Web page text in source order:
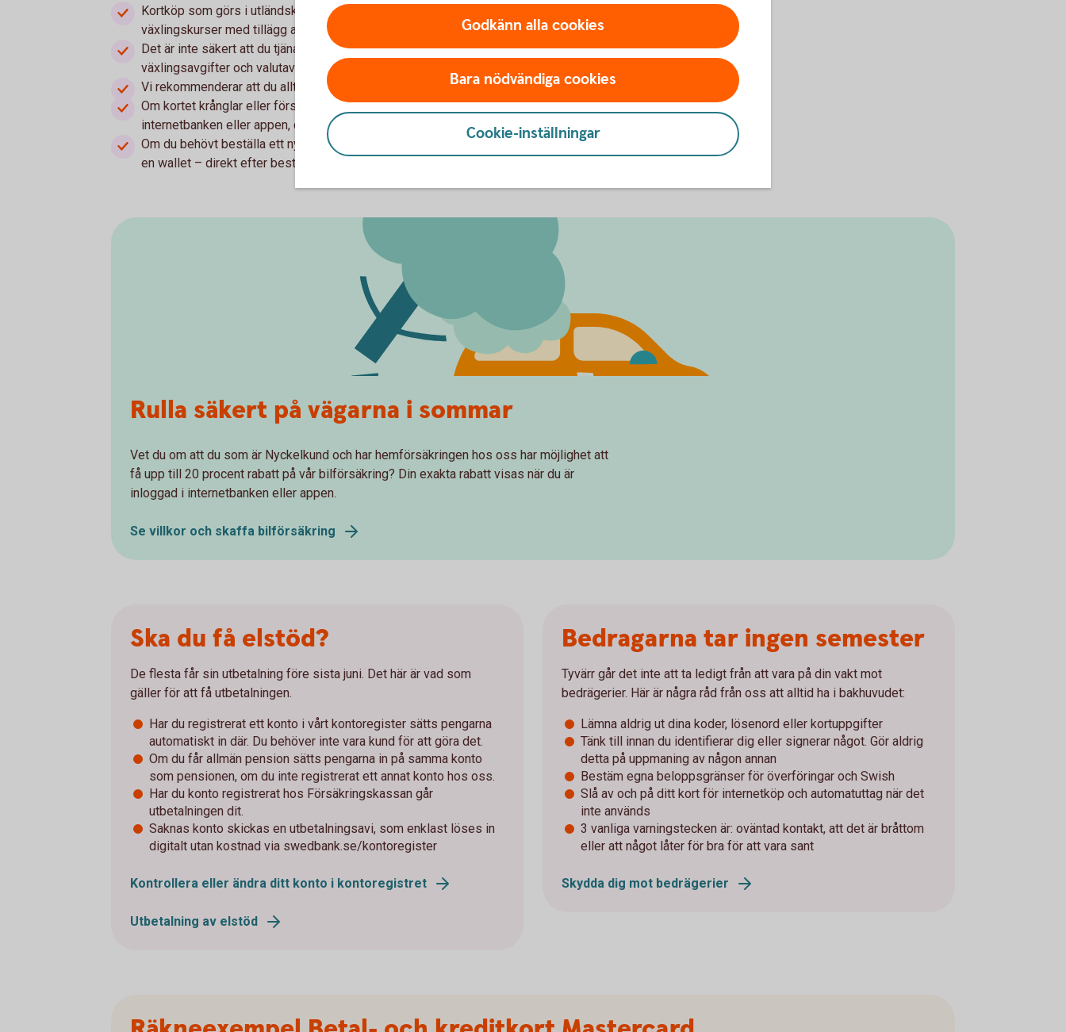
Kortköp som görs i utländsk valuta räknas om till svenska kronor med Mastercards
växlingskurser med tillägg av ett valutaväxlingspåslag
Det är inte säkert att du tjänar på att växla pengar innan avresa. Kontrollera
växlingsavgifter och valutaväxlingsavgifter hos olika aktörer
Vi rekommenderar att du alltid tar med fler än ett kort när du ska ut och resa
Om kortet krånglar eller försvinner kan du enkelt spärra och ersätta det direkt i
internetbanken eller appen, dygnet runt. Kreditkort spärras alltid via telefon
Om du behövt beställa ett nytt kort eller ett ersättningskort kan du enkelt ansluta det till
en wallet – direkt efter beställning. Sedan kan du betala med mobilen
Rulla säkert på vägarna i sommar
Vet du om att du som är Nyckelkund och har hemförsäkringen hos oss har möjlighet att
få upp till 20 procent rabatt på vår bilförsäkring? Din exakta rabatt visas när du är
inloggad i internetbanken eller appen.
Se villkor och skaffa bilförsäkring
Ska du få elstöd?
De flesta får sin utbetalning före sista juni. Det här är vad som
gäller för att få utbetalningen.
Har du registrerat ett konto i vårt kontoregister sätts pengarna
automatiskt in där. Du behöver inte vara kund för att göra det.
Om du får allmän pension sätts pengarna in på samma konto
som pensionen, om du inte registrerat ett annat konto hos oss.
Har du konto registrerat hos Försäkringskassan går
utbetalningen dit.
Saknas konto skickas en utbetalningsavi, som enklast löses in
digitalt utan kostnad via swedbank.se/kontoregister
Kontrollera eller ändra ditt konto i kontoregistret
Utbetalning av elstöd
Bedragarna tar ingen semester
Tyvärr går det inte att ta ledigt från att vara på din vakt mot
bedrägerier. Här är några råd från oss att alltid ha i bakhuvudet:
Lämna aldrig ut dina koder, lösenord eller kortuppgifter
Tänk till innan du identifierar dig eller signerar något. Gör aldrig
detta på uppmaning av någon annan
Bestäm egna beloppsgränser för överföringar och Swish
Slå av och på ditt kort för internetköp och automatuttag när det
inte används
3 vanliga varningstecken är: oväntad kontakt, att det är bråttom
eller att något låter för bra för att vara sant
Skydda dig mot bedrägerier
Godkänn alla cookies
Bara nödvändiga cookies
Cookie-inställningar